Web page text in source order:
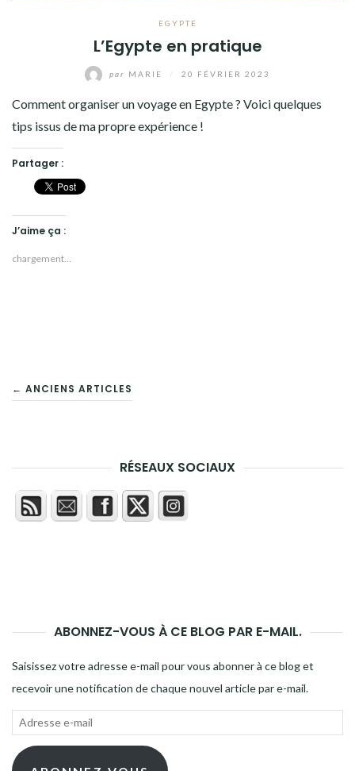
EGYPTE
L’Egypte en pratique
par MARIE 20 FÉVRIER 2023
Comment organiser un voyage en Egypte ? Voici quelques
tips issus de ma propre expérience !
Partager :
J’aime ça :
chargement…
NAVIGATION
ARTICLES
← ANCIENS ARTICLES
RÉSEAUX SOCIAUX
ABONNEZ-VOUS À CE BLOG PAR E-MAIL.
Saisissez votre adresse e-mail pour vous abonner à ce blog et
recevoir une notification de chaque nouvel article par e-mail.
Adresse
mail